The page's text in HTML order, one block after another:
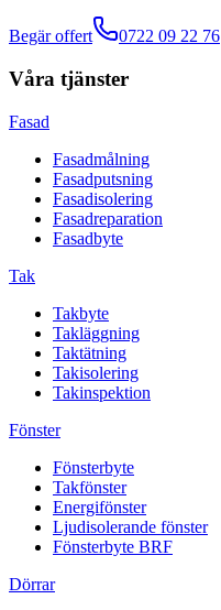
Begär offert 0722 09 22 76
Våra tjänster
Fasad
Fasadmålning
Fasadputsning
Fasadisolering
Fasadreparation
Fasadbyte
Tak
Takbyte
Takläggning
Taktätning
Takisolering
Takinspektion
Fönster
Fönsterbyte
Takfönster
Energifönster
Ljudisolerande fönster
Fönsterbyte BRF
Dörrar